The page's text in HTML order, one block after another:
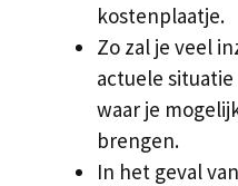
kostenplaatje.
Zo zal je veel
actuele
waar je
brengen.
In het geval